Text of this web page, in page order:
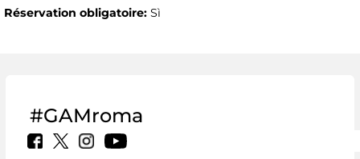
Réservation obligatoire: Sì
#GAMroma